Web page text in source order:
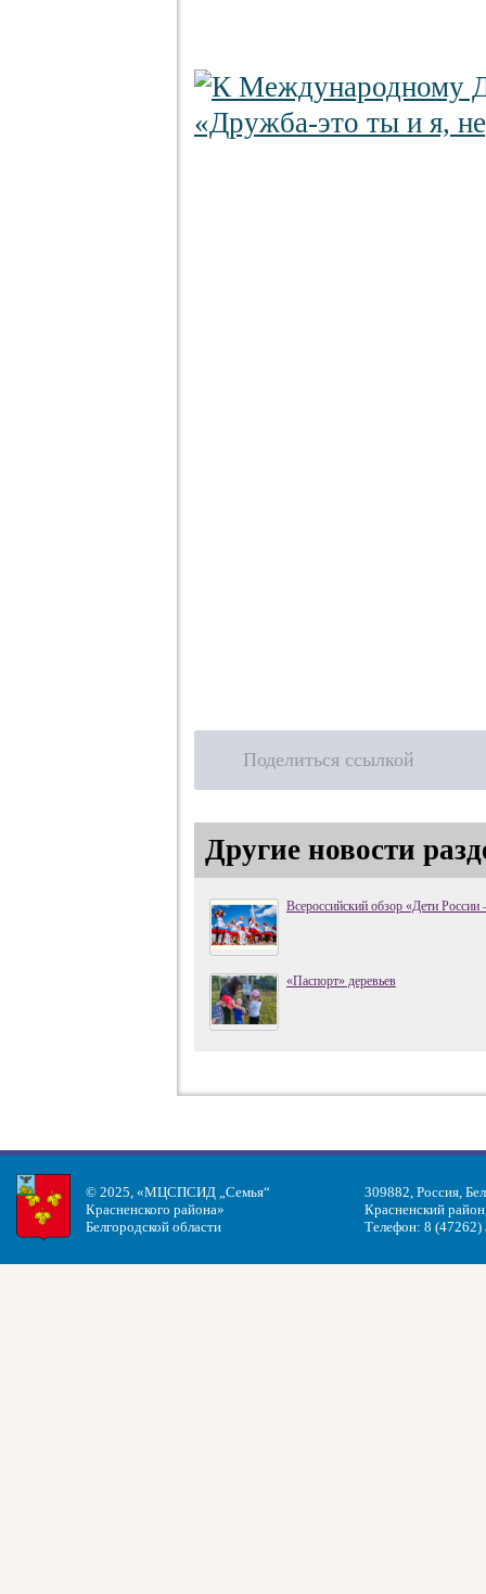
Поделиться ссылкой
Другие новости
Всероссийский обзор «Дети России
«Паспорт» деревьев
© 2025, «МЦСПСИД „Семья“
Красненского района»
Белгородской области
309882, Россия,
Красненский
Телефон: 8 (47262)